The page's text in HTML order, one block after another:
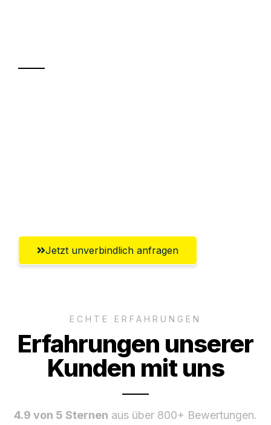
Jetzt unverbindlich anfragen
ECHTE ERFAHRUNGEN
Erfahrungen unserer
Kunden mit uns
4.9 von 5 Sternen aus über 800+ Bewertungen.